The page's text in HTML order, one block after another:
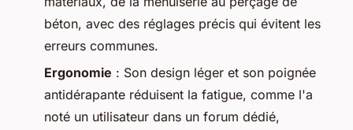
béton, avec des réglages précis qui évitent les
erreurs communes.
Ergonomie : Son design léger et son poignée
antidérapante réduisent la fatigue, comme l'a
noté un utilisateur dans un forum dédié,